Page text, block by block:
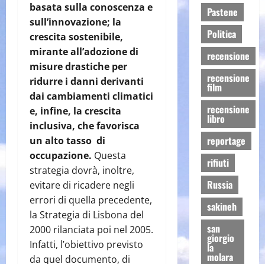
basata sulla conoscenza e
sull’innovazione; la
crescita sostenibile,
mirante all’adozione di
misure drastiche per
ridurre i danni derivanti
dai cambiamenti climatici
e, infine, la crescita
inclusiva, che favorisca
un alto tasso di
occupazione. Questa
strategia dovrà, inoltre,
evitare di ricadere negli
errori di quella precedente,
la Strategia di Lisbona del
2000 rilanciata poi nel 2005.
Infatti, l’obiettivo previsto
da quel documento, di
Pastene
Politica
recensione
recensione
film
recensione
libro
reportage
rifiuti
Russia
sakineh
san
giorgio
la
molara